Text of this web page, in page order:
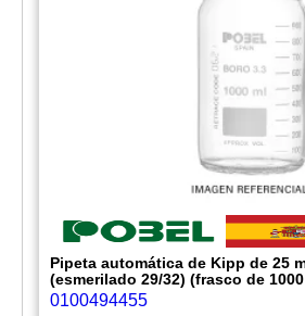
Pipeta automática de Kipp de 25
(esmerilado 29/32) (frasco de
0100494455